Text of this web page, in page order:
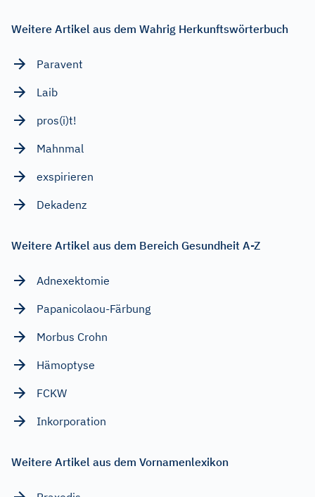
Weitere Artikel aus dem Wahrig Herkunftswörterbuch
Paravent
Laib
pros(i)t!
Mahnmal
exspirieren
Dekadenz
Weitere Artikel aus dem Bereich Gesundheit A-Z
Adnexektomie
Papanicolaou-Färbung
Morbus Crohn
Hämoptyse
FCKW
Inkorporation
Weitere Artikel aus dem Vornamenlexikon